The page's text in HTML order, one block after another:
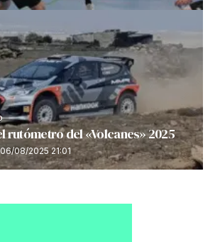
rutómetro del «Volcanes» 2025
06/08/2025 21:01